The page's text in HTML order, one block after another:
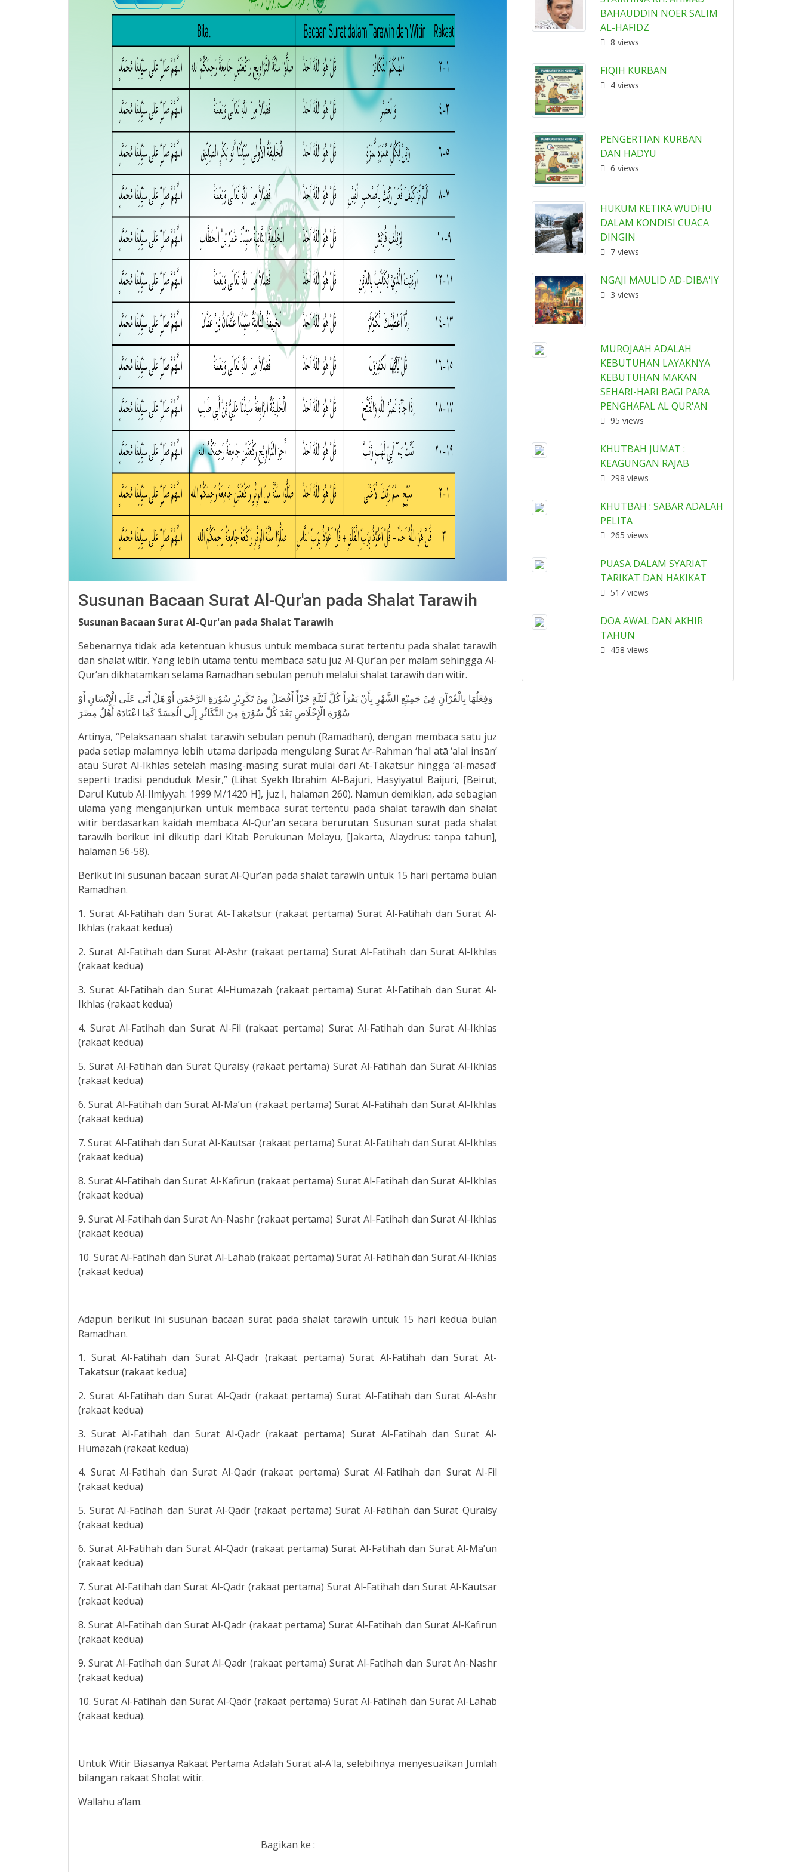
Susunan Bacaan Surat Al-Qur'an pada Shalat Tarawih
Susunan Bacaan Surat Al-Qur'an pada Shalat Tarawih
Sebenarnya tidak ada ketentuan khusus untuk membaca surat tertentu pada shalat tarawih
dan shalat witir. Yang lebih utama tentu membaca satu juz Al-Qur’an per malam sehingga Al-
Qur’an dikhatamkan selama Ramadhan sebulan penuh melalui shalat tarawih dan witir.
وَفِعْلُهَا بِالْقُرْآنِ فِيْ جَمِيْعِ الشَّهْرِ بِأَنْ يَقْرَأَ كُلَّ لَيْلَةٍ جُزْأً أَفْضَلُ مِنْ تَكْرِيْرِ سُوْرَةِ الرَّحْمَنِ أَوْ هَلْ أَتَى عَلَى الْإِنْسَانِ أَوْ
سُوْرَةِ الْإِخْلَاصِ بَعْدَ كُلِّ سُوْرَةٍ مِنَ التَّكَاثُرِ إِلَى الْمَسَدِّ كَمَا اعْتَادَهُ أَهْلُ مِصْرَ
Artinya, “Pelaksanaan shalat tarawih sebulan penuh (Ramadhan), dengan membaca satu juz
pada setiap malamnya lebih utama daripada mengulang Surat Ar-Rahman ‘hal atā ‘alal insān’
atau Surat Al-Ikhlas setelah masing-masing surat mulai dari At-Takatsur hingga ‘al-masad’
seperti tradisi penduduk Mesir,” (Lihat Syekh Ibrahim Al-Bajuri, Hasyiyatul Baijuri, [Beirut,
Darul Kutub Al-Ilmiyyah: 1999 M/1420 H], juz I, halaman 260). Namun demikian, ada sebagian
ulama yang menganjurkan untuk membaca surat tertentu pada shalat tarawih dan shalat
witir berdasarkan kaidah membaca Al-Qur'an secara berurutan. Susunan surat pada shalat
tarawih berikut ini dikutip dari Kitab Perukunan Melayu, [Jakarta, Alaydrus: tanpa tahun],
halaman 56-58).
Berikut ini susunan bacaan surat Al-Qur’an pada shalat tarawih untuk 15 hari pertama bulan
Ramadhan.
1. Surat Al-Fatihah dan Surat At-Takatsur (rakaat pertama) Surat Al-Fatihah dan Surat Al-
Ikhlas (rakaat kedua)
2. Surat Al-Fatihah dan Surat Al-Ashr (rakaat pertama) Surat Al-Fatihah dan Surat Al-Ikhlas
(rakaat kedua)
3. Surat Al-Fatihah dan Surat Al-Humazah (rakaat pertama) Surat Al-Fatihah dan Surat Al-
Ikhlas (rakaat kedua)
4. Surat Al-Fatihah dan Surat Al-Fil (rakaat pertama) Surat Al-Fatihah dan Surat Al-Ikhlas
(rakaat kedua)
5. Surat Al-Fatihah dan Surat Quraisy (rakaat pertama) Surat Al-Fatihah dan Surat Al-Ikhlas
(rakaat kedua)
6. Surat Al-Fatihah dan Surat Al-Ma’un (rakaat pertama) Surat Al-Fatihah dan Surat Al-Ikhlas
(rakaat kedua)
7. Surat Al-Fatihah dan Surat Al-Kautsar (rakaat pertama) Surat Al-Fatihah dan Surat Al-Ikhlas
(rakaat kedua)
8. Surat Al-Fatihah dan Surat Al-Kafirun (rakaat pertama) Surat Al-Fatihah dan Surat Al-Ikhlas
(rakaat kedua)
9. Surat Al-Fatihah dan Surat An-Nashr (rakaat pertama) Surat Al-Fatihah dan Surat Al-Ikhlas
(rakaat kedua)
10. Surat Al-Fatihah dan Surat Al-Lahab (rakaat pertama) Surat Al-Fatihah dan Surat Al-Ikhlas
(rakaat kedua)
Adapun berikut ini susunan bacaan surat pada shalat tarawih untuk 15 hari kedua bulan
Ramadhan.
1. Surat Al-Fatihah dan Surat Al-Qadr (rakaat pertama) Surat Al-Fatihah dan Surat At-
Takatsur (rakaat kedua)
2. Surat Al-Fatihah dan Surat Al-Qadr (rakaat pertama) Surat Al-Fatihah dan Surat Al-Ashr
(rakaat kedua)
3. Surat Al-Fatihah dan Surat Al-Qadr (rakaat pertama) Surat Al-Fatihah dan Surat Al-
Humazah (rakaat kedua)
4. Surat Al-Fatihah dan Surat Al-Qadr (rakaat pertama) Surat Al-Fatihah dan Surat Al-Fil
(rakaat kedua)
5. Surat Al-Fatihah dan Surat Al-Qadr (rakaat pertama) Surat Al-Fatihah dan Surat Quraisy
(rakaat kedua)
6. Surat Al-Fatihah dan Surat Al-Qadr (rakaat pertama) Surat Al-Fatihah dan Surat Al-Ma’un
(rakaat kedua)
7. Surat Al-Fatihah dan Surat Al-Qadr (rakaat pertama) Surat Al-Fatihah dan Surat Al-Kautsar
(rakaat kedua)
8. Surat Al-Fatihah dan Surat Al-Qadr (rakaat pertama) Surat Al-Fatihah dan Surat Al-Kafirun
(rakaat kedua)
9. Surat Al-Fatihah dan Surat Al-Qadr (rakaat pertama) Surat Al-Fatihah dan Surat An-Nashr
(rakaat kedua)
10. Surat Al-Fatihah dan Surat Al-Qadr (rakaat pertama) Surat Al-Fatihah dan Surat Al-Lahab
(rakaat kedua).
Untuk Witir Biasanya Rakaat Pertama Adalah Surat al-A'la, selebihnya menyesuaikan Jumlah
bilangan rakaat Sholat witir.
Wallahu a’lam.
Bagikan ke :
BAHAUDDIN NOER SALIM
AL-HAFIDZ
8 views
FIQIH KURBAN
4 views
PENGERTIAN KURBAN
DAN HADYU
6 views
HUKUM KETIKA WUDHU
DALAM KONDISI CUACA
DINGIN
7 views
NGAJI MAULID AD-DIBA'IY
3 views
MUROJAAH ADALAH
KEBUTUHAN LAYAKNYA
KEBUTUHAN MAKAN
SEHARI-HARI BAGI PARA
PENGHAFAL AL QUR'AN
95 views
KHUTBAH JUMAT :
KEAGUNGAN RAJAB
298 views
KHUTBAH : SABAR ADALAH
PELITA
265 views
PUASA DALAM SYARIAT
TARIKAT DAN HAKIKAT
517 views
DOA AWAL DAN AKHIR
TAHUN
458 views